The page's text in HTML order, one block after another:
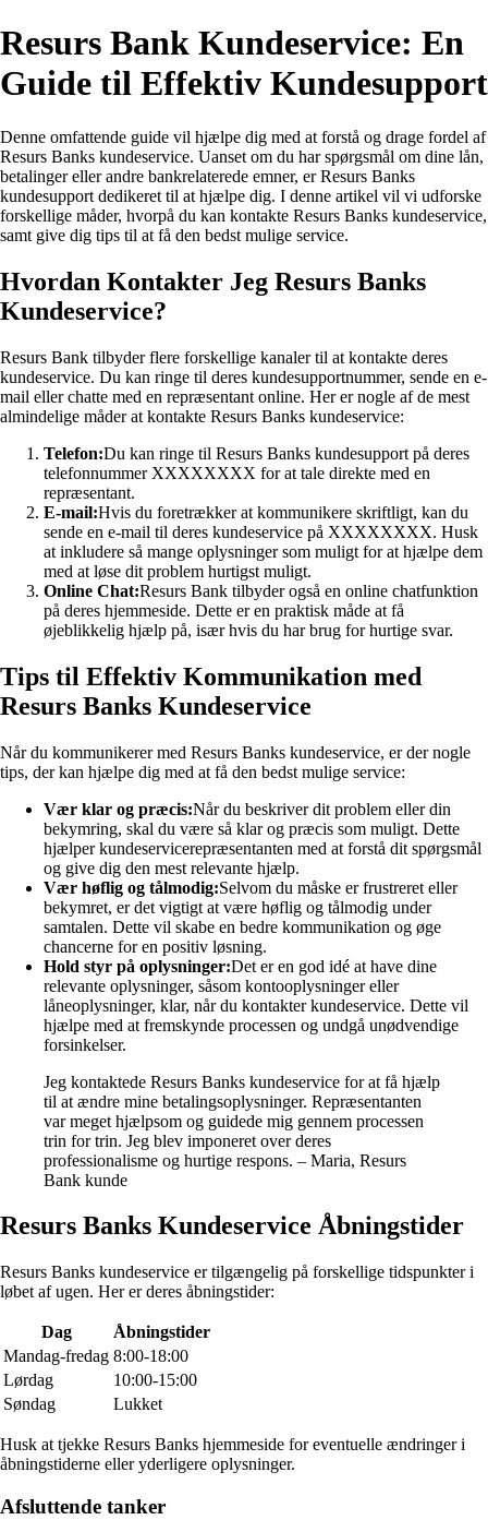
Resurs Bank Kundeservice: En
Guide til Effektiv Kundesupport
Denne omfattende guide vil hjælpe dig med at forstå og drage fordel af
Resurs Banks kundeservice. Uanset om du har spørgsmål om dine lån,
betalinger eller andre bankrelaterede emner, er Resurs Banks
kundesupport dedikeret til at hjælpe dig. I denne artikel vil vi udforske
forskellige måder, hvorpå du kan kontakte Resurs Banks kundeservice,
samt give dig tips til at få den bedst mulige service.
Hvordan Kontakter Jeg Resurs Banks
Kundeservice?
Resurs Bank tilbyder flere forskellige kanaler til at kontakte deres
kundeservice. Du kan ringe til deres kundesupportnummer, sende en e-
mail eller chatte med en repræsentant online. Her er nogle af de mest
almindelige måder at kontakte Resurs Banks kundeservice:
Telefon:Du kan ringe til Resurs Banks kundesupport på deres
telefonnummer XXXXXXXX for at tale direkte med en
repræsentant.
E-mail:Hvis du foretrækker at kommunikere skriftligt, kan du
sende en e-mail til deres kundeservice på XXXXXXXX. Husk
at inkludere så mange oplysninger som muligt for at hjælpe dem
med at løse dit problem hurtigst muligt.
Online Chat:Resurs Bank tilbyder også en online chatfunktion
på deres hjemmeside. Dette er en praktisk måde at få
øjeblikkelig hjælp på, især hvis du har brug for hurtige svar.
Tips til Effektiv Kommunikation med
Resurs Banks Kundeservice
Når du kommunikerer med Resurs Banks kundeservice, er der nogle
tips, der kan hjælpe dig med at få den bedst mulige service:
Vær klar og præcis:Når du beskriver dit problem eller din
bekymring, skal du være så klar og præcis som muligt. Dette
hjælper kundeservicerepræsentanten med at forstå dit spørgsmål
og give dig den mest relevante hjælp.
Vær høflig og tålmodig:Selvom du måske er frustreret eller
bekymret, er det vigtigt at være høflig og tålmodig under
samtalen. Dette vil skabe en bedre kommunikation og øge
chancerne for en positiv løsning.
Hold styr på oplysninger:Det er en god idé at have dine
relevante oplysninger, såsom kontooplysninger eller
låneoplysninger, klar, når du kontakter kundeservice. Dette vil
hjælpe med at fremskynde processen og undgå unødvendige
forsinkelser.
Jeg kontaktede Resurs Banks kundeservice for at få hjælp
til at ændre mine betalingsoplysninger. Repræsentanten
var meget hjælpsom og guidede mig gennem processen
trin for trin. Jeg blev imponeret over deres
professionalisme og hurtige respons. – Maria, Resurs
Bank kunde
Resurs Banks Kundeservice Åbningstider
Resurs Banks kundeservice er tilgængelig på forskellige tidspunkter i
løbet af ugen. Her er deres åbningstider:
Dag
Åbningstider
Mandag-fredag 8:00-18:00
Lørdag
10:00-15:00
Søndag
Lukket
Husk at tjekke Resurs Banks hjemmeside for eventuelle ændringer i
åbningstiderne eller yderligere oplysninger.
Afsluttende tanker